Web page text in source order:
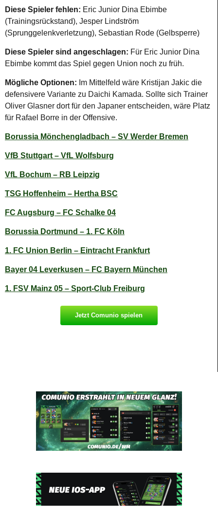
Diese Spieler fehlen: Eric Junior Dina Ebimbe
(Trainingsrückstand), Jesper Lindström
(Sprunggelenkverletzung), Sebastian Rode (Gelbsperre)
Diese Spieler sind angeschlagen: Für Eric Junior Dina
Ebimbe kommt das Spiel gegen Union noch zu früh.
Mögliche Optionen: Im Mittelfeld wäre Kristijan Jakic die
defensivere Variante zu Daichi Kamada. Sollte sich Trainer
Oliver Glasner dort für den Japaner entscheiden, wäre Platz
für Rafael Borre in der Offensive.
Borussia Mönchengladbach – SV Werder Bremen
VfB Stuttgart – VfL Wolfsburg
VfL Bochum – RB Leipzig
TSG Hoffenheim – Hertha BSC
FC Augsburg – FC Schalke 04
Borussia Dortmund – 1. FC Köln
1. FC Union Berlin – Eintracht Frankfurt
Bayer 04 Leverkusen – FC Bayern München
1. FSV Mainz 05 – Sport-Club Freiburg
Jetzt Comunio spielen